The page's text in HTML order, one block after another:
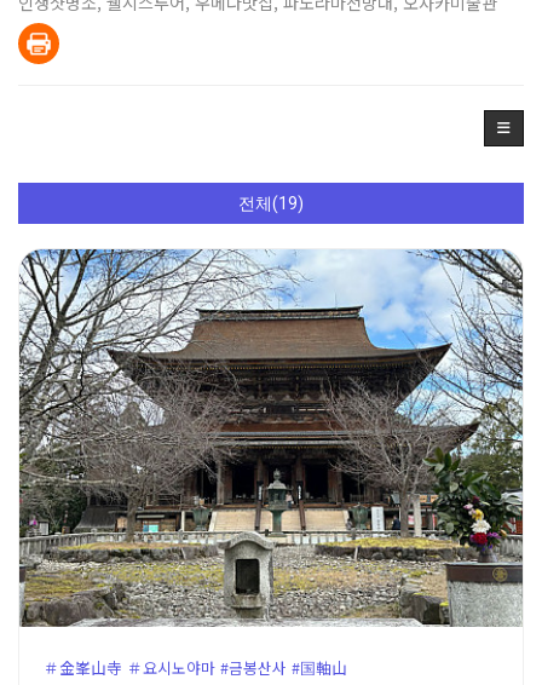
전체(19)
＃金峯山寺 ＃요시노야마 #금봉산사 #国軸山